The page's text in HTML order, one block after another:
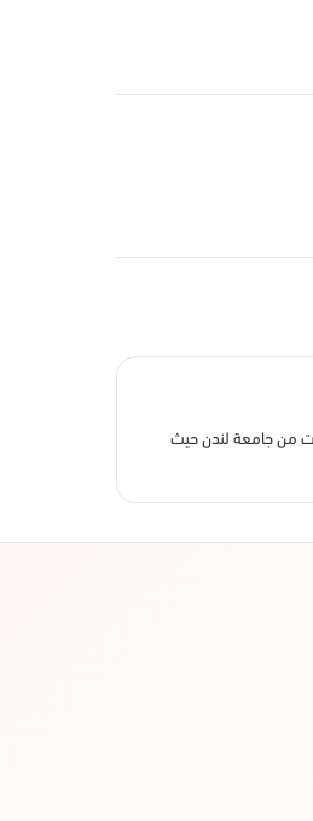
علم المورثات من جامعة لندن حيث